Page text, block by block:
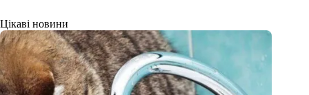
Цікаві новини